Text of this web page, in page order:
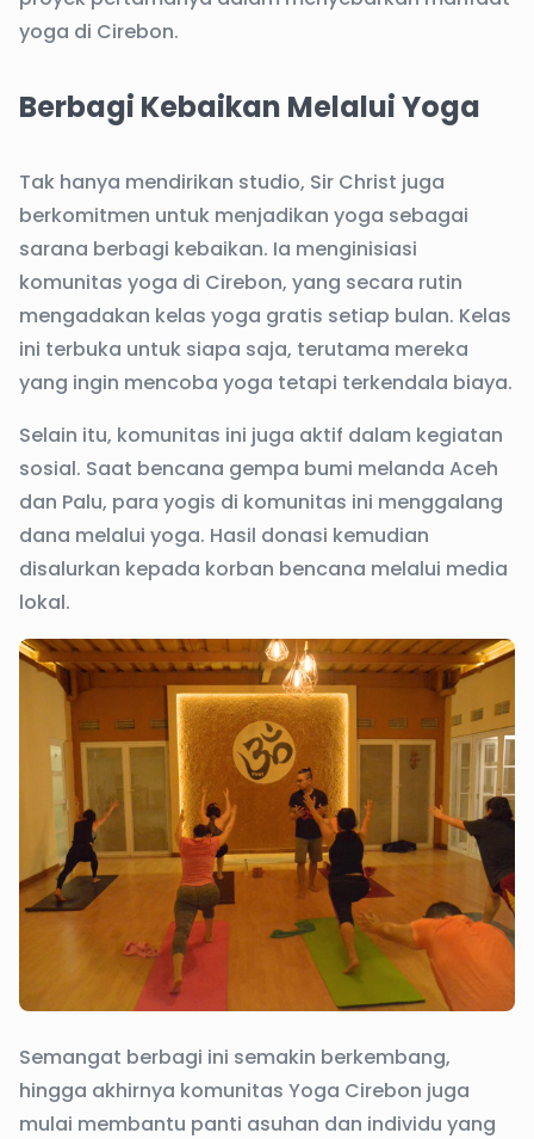
yoga di Cirebon.
Berbagi Kebaikan Melalui Yoga
Tak hanya mendirikan studio, Sir Christ juga
berkomitmen untuk menjadikan yoga sebagai
sarana berbagi kebaikan. Ia menginisiasi
komunitas yoga di Cirebon, yang secara rutin
mengadakan kelas yoga gratis setiap bulan. Kelas
ini terbuka untuk siapa saja, terutama mereka
yang ingin mencoba yoga tetapi terkendala biaya.
Selain itu, komunitas ini juga aktif dalam kegiatan
sosial. Saat bencana gempa bumi melanda Aceh
dan Palu, para yogis di komunitas ini menggalang
dana melalui yoga. Hasil donasi kemudian
disalurkan kepada korban bencana melalui media
lokal.
Semangat berbagi ini semakin berkembang,
hingga akhirnya komunitas Yoga Cirebon juga
mulai membantu panti asuhan dan individu yang